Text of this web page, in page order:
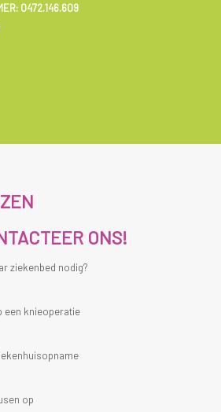
0472.146.609
ONS!
ziekenbed nodig?
een knieoperatie
op